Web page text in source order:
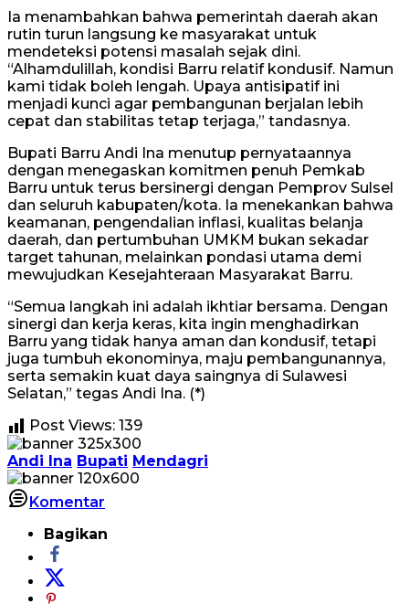
Ia menambahkan bahwa pemerintah daerah akan
rutin turun langsung ke masyarakat untuk
mendeteksi potensi masalah sejak dini.
“Alhamdulillah, kondisi Barru relatif kondusif. Namun
kami tidak boleh lengah. Upaya antisipatif ini
menjadi kunci agar pembangunan berjalan lebih
cepat dan stabilitas tetap terjaga,” tandasnya.
Bupati Barru Andi Ina menutup pernyataannya
dengan menegaskan komitmen penuh Pemkab
Barru untuk terus bersinergi dengan Pemprov Sulsel
dan seluruh kabupaten/kota. Ia menekankan bahwa
keamanan, pengendalian inflasi, kualitas belanja
daerah, dan pertumbuhan UMKM bukan sekadar
target tahunan, melainkan pondasi utama demi
mewujudkan Kesejahteraan Masyarakat Barru.
“Semua langkah ini adalah ikhtiar bersama. Dengan
sinergi dan kerja keras, kita ingin menghadirkan
Barru yang tidak hanya aman dan kondusif, tetapi
juga tumbuh ekonominya, maju pembangunannya,
serta semakin kuat daya saingnya di Sulawesi
Selatan,” tegas Andi Ina. (*)
Post Views: 139
Andi Ina Bupati Mendagri
Komentar
Bagikan